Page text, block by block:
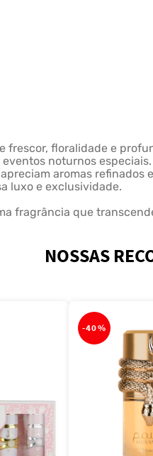
frescor, floralidade e
noturnos especiais.
aromas refinados
luxo e exclusividade.
fragrância que
NOSSAS
-40%